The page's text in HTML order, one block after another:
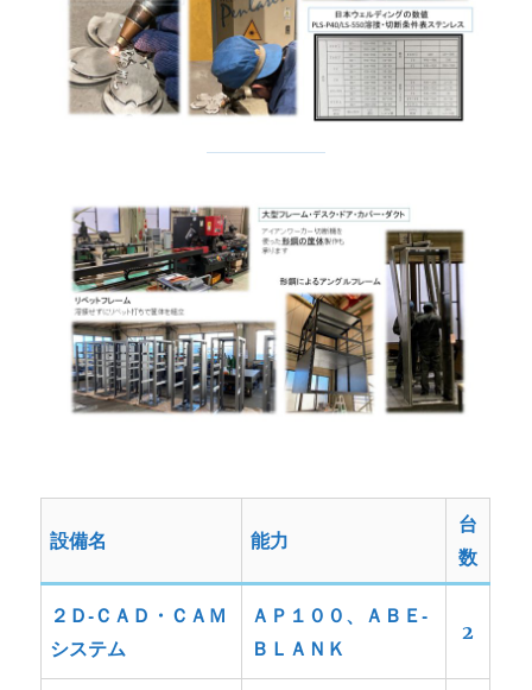
設備名 能力
台
数
２Ｄ‐ＣＡＤ・ＣＡＭ
システム
ＡＰ１００、ＡＢＥ‐
ＢＬＡＮＫ
2